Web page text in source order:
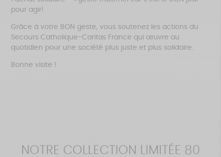
pour agir!
Grâce à votre BON geste, vous soutenez les actions du
Secours Catholique-Caritas France qui œuvre au
quotidien pour une société plus juste et plus solidaire.
Bonne visite !
NOTRE COLLECTION LIMITÉE 80